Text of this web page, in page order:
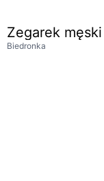
Zegarek
Biedronka